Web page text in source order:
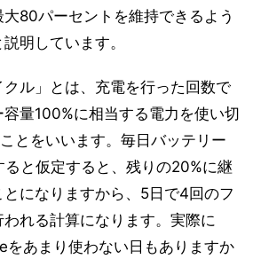
80パーセントを維持できるよう
明しています。
ル」とは、充電を行った回数で
量100%に相当する電力を使い切
とをいいます。毎日バッテリー
と仮定すると、残りの20%に継
になりますから、5日で4回のフ
れる計算になります。実際に
をあまり使わない日もありますか